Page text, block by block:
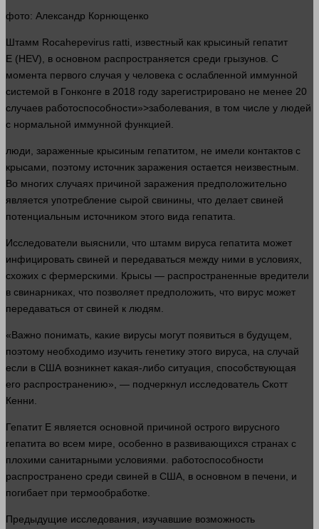
фото: Александр Корнющенко
Штамм Rocahepevirus ratti, известный как крысиный гепатит
Е (HEV), в основном распространяется среди грызунов. С
момента первого случая у человека с ослабленной иммунной
системой в Гонконге в 2018 году зарегистрировано не менее 20
случаев работоспособности»>заболевания, в том числе у людей
с нормальной иммунной функцией.
люди , зараженные крысиным гепатитом, не имели контактов с
крысами, поэтому источник заражения остается неизвестным.
Во многих случаях причиной заражения предположительно
является употребление сырой свинины, что делает свиней
потенциальным источником этого вида гепатита.
Исследователи выяснили, что штамм вируса гепатита может
инфицировать свиней и передаваться между ними в условиях,
схожих с фермерскими. Крысы — распространенные вредители
в свинарниках, что позволяет предположить, что вирус может
передаваться от свиней к людям.
«Важно понимать, какие вирусы могут появиться в будущем,
поэтому необходимо изучить генетику этого вируса, на случай
если в США возникнет какая-либо ситуация, способствующая
его распространению», — подчеркнул исследователь Скотт
Кенни.
Гепатит Е является основной причиной острого вирусного
гепатита во всем мире, особенно в развивающихся странах с
плохими санитарными условиями. работоспособности
распространено среди свиней в США, в основном в печени, и
погибает при термообработке.
Предыдущие исследования, изучавшие возможность